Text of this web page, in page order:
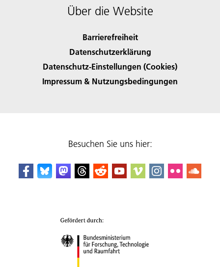
Über die Website
Barrierefreiheit
Datenschutzerklärung
Datenschutz-Einstellungen (Cookies)
Impressum & Nutzungsbedingungen
Besuchen Sie uns hier: